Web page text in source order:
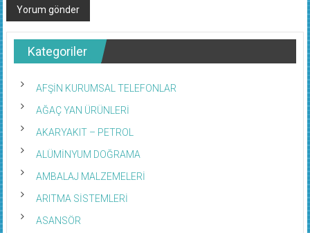
Kategoriler
AFŞİN KURUMSAL TELEFONLAR
AĞAÇ YAN ÜRÜNLERİ
AKARYAKIT – PETROL
ALÜMİNYUM DOĞRAMA
AMBALAJ MALZEMELERİ
ARITMA SİSTEMLERİ
ASANSÖR